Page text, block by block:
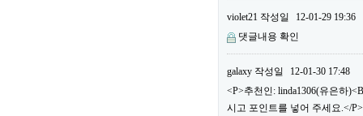
violet21 작성일
12-01-29 19:36
댓글내용 확인
galaxy 작성일
12-01-30 17:48
<P>추천인: linda1306(유은하
시고 포인트를 넣어 주세요.</P>